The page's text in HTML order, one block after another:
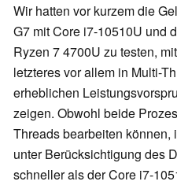
Wir hatten vor kurzem die
G7 mit Core i7-10510U und
Ryzen 7 4700U zu testen,
letzteres vor allem in Multi-
erheblichen
zeigen. Obwohl beide
Threads bearbeiten können,
unter Berücksichtigung des
schneller als der Core i7-